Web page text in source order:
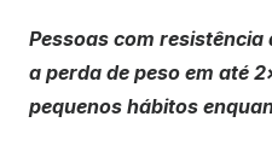
Pessoas com
a perda de peso em até
pequenos hábitos